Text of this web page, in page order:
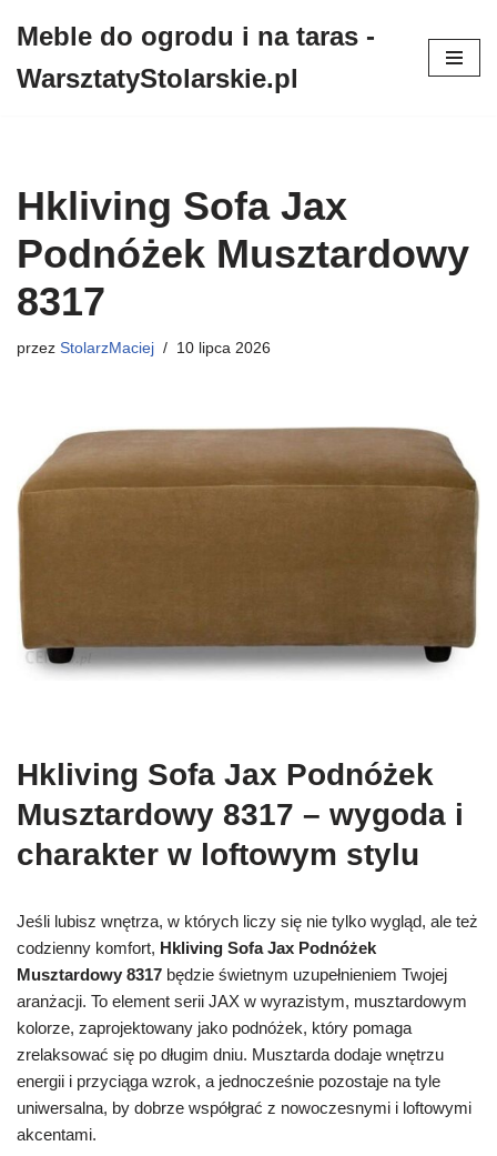
do
Meble do ogrodu i na taras -
WarsztatyStolarskie.pl
Hkliving Sofa Jax
Podnóżek Musztardowy
8317
przez StolarzMaciej 10 lipca 2026
Hkliving Sofa Jax Podnóżek
Musztardowy 8317 – wygoda i
charakter w loftowym stylu
Jeśli lubisz wnętrza, w których liczy się nie tylko wygląd, ale też
codzienny komfort, Hkliving Sofa Jax Podnóżek
Musztardowy 8317 będzie świetnym uzupełnieniem Twojej
aranżacji. To element serii JAX w wyrazistym, musztardowym
kolorze, zaprojektowany jako podnóżek, który pomaga
zrelaksować się po długim dniu. Musztarda dodaje wnętrzu
energii i przyciąga wzrok, a jednocześnie pozostaje na tyle
uniwersalna, by dobrze współgrać z nowoczesnymi i loftowymi
akcentami.